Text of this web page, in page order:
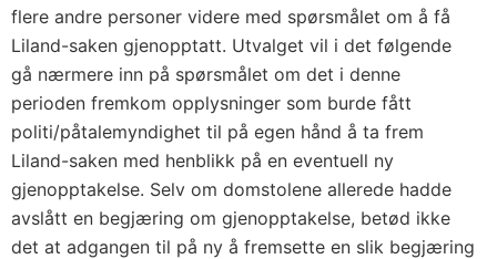
flere andre personer videre med spørsmålet om å få
Liland-saken gjenopptatt. Utvalget vil i det følgende
gå nærmere inn på spørsmålet om det i denne
perioden fremkom opplysninger som burde fått
politi/påtalemyndighet til på egen hånd å ta frem
Liland-saken med henblikk på en eventuell ny
gjenopptakelse. Selv om domstolene allerede hadde
avslått en begjæring om gjenopptakelse, betød ikke
det at adgangen til på ny å fremsette en slik begjæring